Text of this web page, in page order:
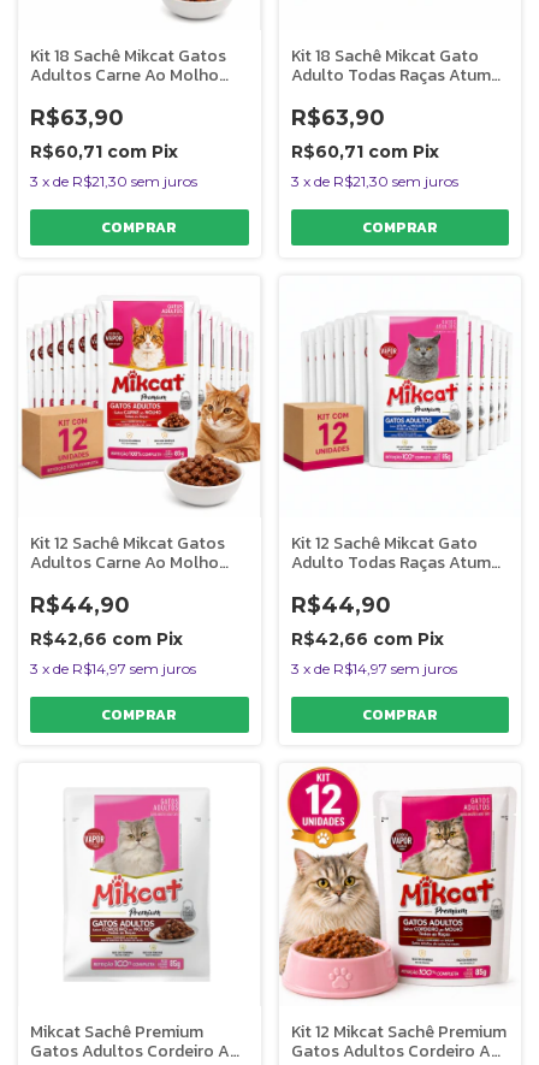
Kit 18 Sachê Mikcat Gatos
Adultos Carne Ao Molho
R$63,90
R$60,71 com Pix
3 x de R$21,30 sem juros
Kit 18 Sachê Mikcat Gato
Adulto Todas Raças Atum
R$63,90
R$60,71 com Pix
3 x de R$21,30 sem juros
Kit 12 Sachê Mikcat Gatos
Adultos Carne Ao Molho
R$44,90
R$42,66 com Pix
3 x de R$14,97 sem juros
Kit 12 Sachê Mikcat Gato
Adulto Todas Raças Atum
R$44,90
R$42,66 com Pix
3 x de R$14,97 sem juros
Mikcat Sachê Premium
Gatos Adultos Cordeiro Ao
Kit 12 Mikcat Sachê Premium
Gatos Adultos Cordeiro Ao